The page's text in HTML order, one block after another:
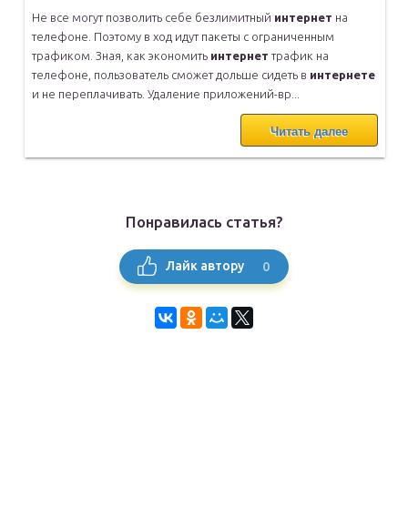
Не все могут позволить себе безлимитный интернет на
телефоне. Поэтому в ход идут пакеты с ограниченным
трафиком. Зная, как экономить интернет трафик на
телефоне, пользователь сможет дольше сидеть в интернете
и не переплачивать. Удаление приложений-вр...
Читать далее
Понравилась статья?
Лайк автору 0